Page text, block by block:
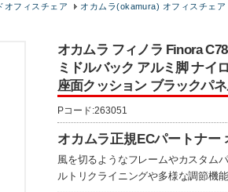
オフィスチェア
オカムラ(okamura) オフィスチェア
オカムラ フィノラ Finora
ミドルバック アルミ脚 ナイ
座面クッション ブラックパ
Pコード:263051
オカムラ正規ECパートナー
風を切るようなフレームやカスタム
ルトリクライニングや多様な調節機